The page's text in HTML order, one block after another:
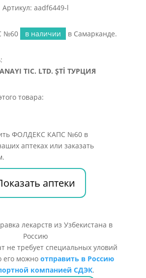
Артикул: aadf6449-l
№60 в наличии в Самарканде.
TIC. LTD. ŞTİ ТУРЦИЯ
товара:
ФОЛДЕКС КАПС №60 в
аптеках или заказать
аптеки
не требует специальных уловий
его можно отправить в Россию
компанией СДЭК.